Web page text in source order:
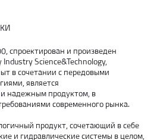
спроектирован и произведен
Science&Technology,
в сочетании с передовыми
является
надежным продуктом, в
современного рынка.
продукт, сочетающий в себе
и гидравлические системы в целом,